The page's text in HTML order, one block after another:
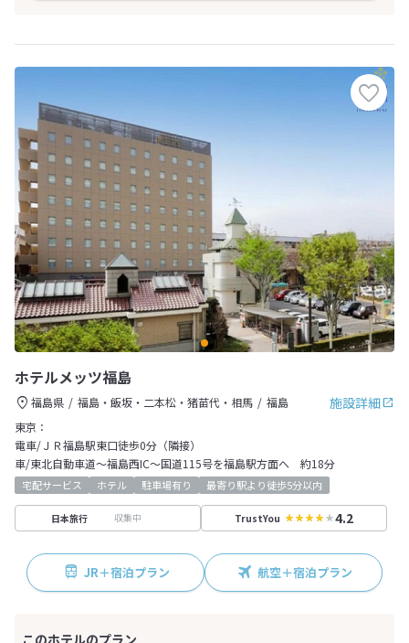
ホテルメッツ福島
施設詳細
福島県 福島・飯坂・二本松・猪苗代・相馬
福島
東京：
電車/ＪＲ福島駅東口徒歩0分（隣接）
車/東北自動車道～福島西IC～国道115号を福島駅方面へ 約18分
宅配サービス ホテル 駐車場有り 最寄り駅より徒歩5分以内
日本旅行 収集中 TrustYou 4.2
JR＋宿泊プラン 航空＋宿泊プラン